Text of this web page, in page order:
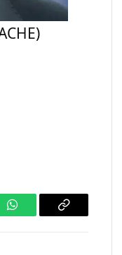
WhatsAppCopy